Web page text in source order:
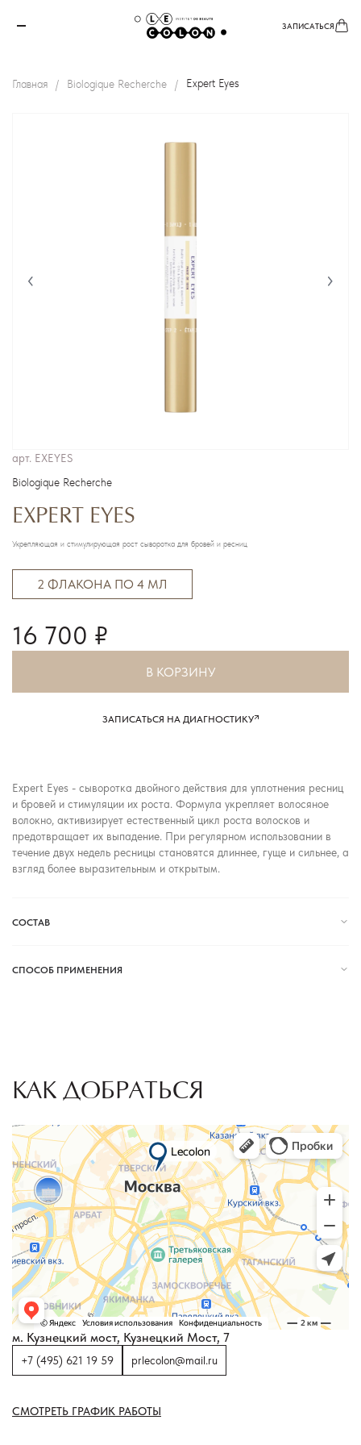
ЗАПИСАТЬСЯ
Главная Biologique Recherche Expert Eyes
арт. EXEYES
Biologique Recherche
EXPERT EYES
2 ФЛАКОНА ПО 4 МЛ
16 700 ₽
В КОРЗИНУ
ЗАПИСАТЬСЯ НА ДИАГНОСТИКУ
Укрепляющая и стимулирующая рост сыворотка для бровей и ресниц
Expert Eyes - сыворотка двойного действия для уплотнения ресниц
и бровей и стимуляции их роста. Формула укрепляет волосяное
волокно, активизирует естественный цикл роста волосков и
предотвращает их выпадение. При регулярном использовании в
течение двух недель ресницы становятся длиннее, гуще и сильнее, а
взгляд более выразительным и открытым.
СОСТАВ
СПОСОБ ПРИМЕНЕНИЯ
м. Кузнецкий мост, Кузнецкий Мост, 7
+7 (495) 621 19 59 prlecolon@mail.ru
СМОТРЕТЬ ГРАФИК РАБОТЫ
КАК ДОБРАТЬСЯ